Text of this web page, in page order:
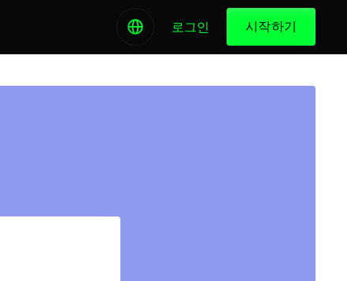
로그인 시작하기